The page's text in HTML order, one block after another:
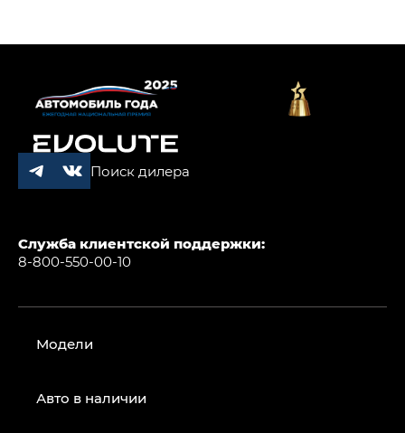
Поиск дилера
Служба клиентской поддержки:
8-800-550-00-10
Модели
Авто в наличии